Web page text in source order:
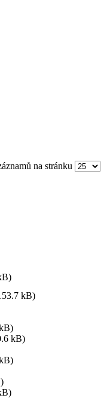
na stránku
kB)
kB)